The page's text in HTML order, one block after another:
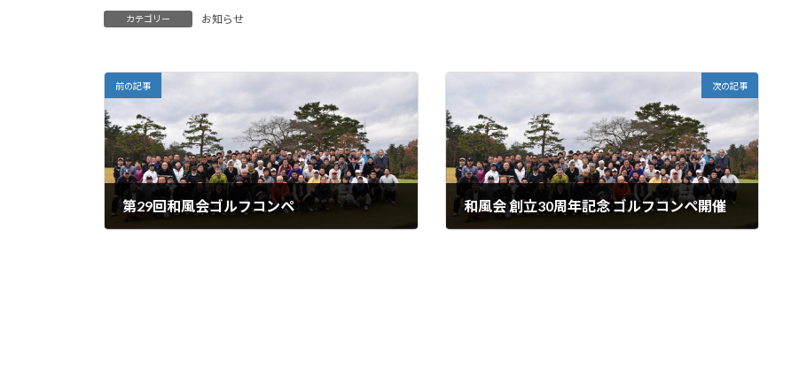
カテゴリー お知らせ
前の記事
第29回和風会ゴルフコンペ
次の記事
和風会 創立30周年記念 ゴルフコンペ開催